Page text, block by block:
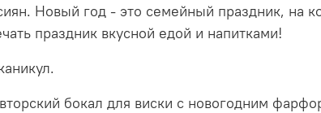
Новый год - это семейный праздник, на
праздник вкусной едой и напитками!
бокал для виски с новогодним